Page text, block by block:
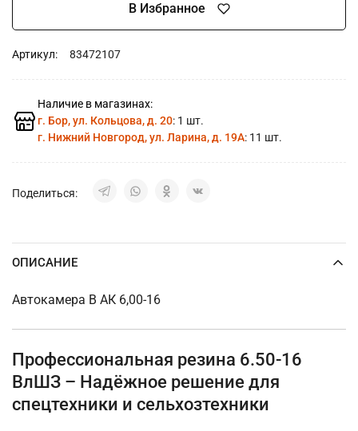
В Избранное
Артикул: 83472107
Наличие в магазинах:
г. Бор, ул. Кольцова, д. 20: 1 шт.
г. Нижний Новгород, ул. Ларина, д. 19А: 11 шт.
Поделиться:
ОПИСАНИЕ
Автокамера В АК 6,00-16
Профессиональная резина 6.50-16
ВлШЗ – Надёжное решение для
спецтехники и сельхозтехники